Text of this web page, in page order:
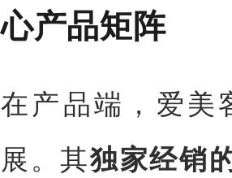
心产品矩阵
在产品端，爱美
展。其独家经销